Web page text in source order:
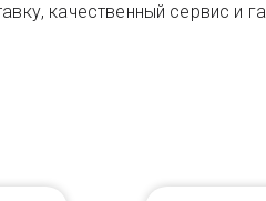
качественный сервис и